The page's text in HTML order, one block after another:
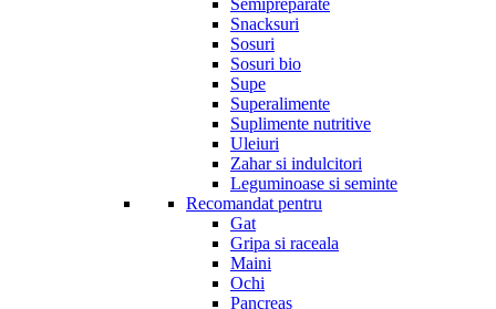
Semipreparate
Snacksuri
Sosuri
Sosuri bio
Supe
Superalimente
Suplimente nutritive
Uleiuri
Zahar si indulcitori
Leguminoase si seminte
Recomandat pentru
Gat
Gripa si raceala
Maini
Ochi
Pancreas